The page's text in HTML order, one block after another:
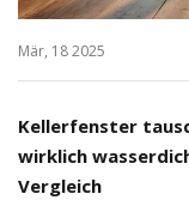
Mär, 18 2025
Kellerfenster
wirklich
Vergleich